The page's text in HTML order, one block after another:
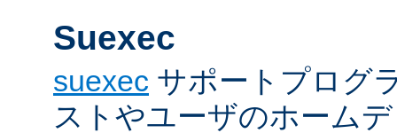
Suexec
suexec サポートプログ
ストやユーザのホーム